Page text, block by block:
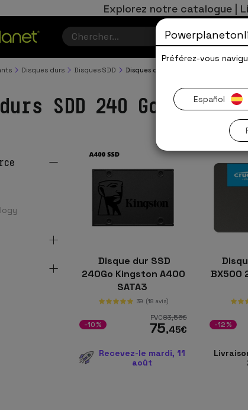
Explorez notre catalogue |
Disques durs Disques SDD Disques durs SDD 240 Go
SDD 240 Go
Disque dur SSD
240Go Kingston A400
SATA3
39 (18 avis)
PVC83,55€
75,45€
-10%
Recevez-le mardi, 11
août
BX500
-12%
Préférez-vous
Español